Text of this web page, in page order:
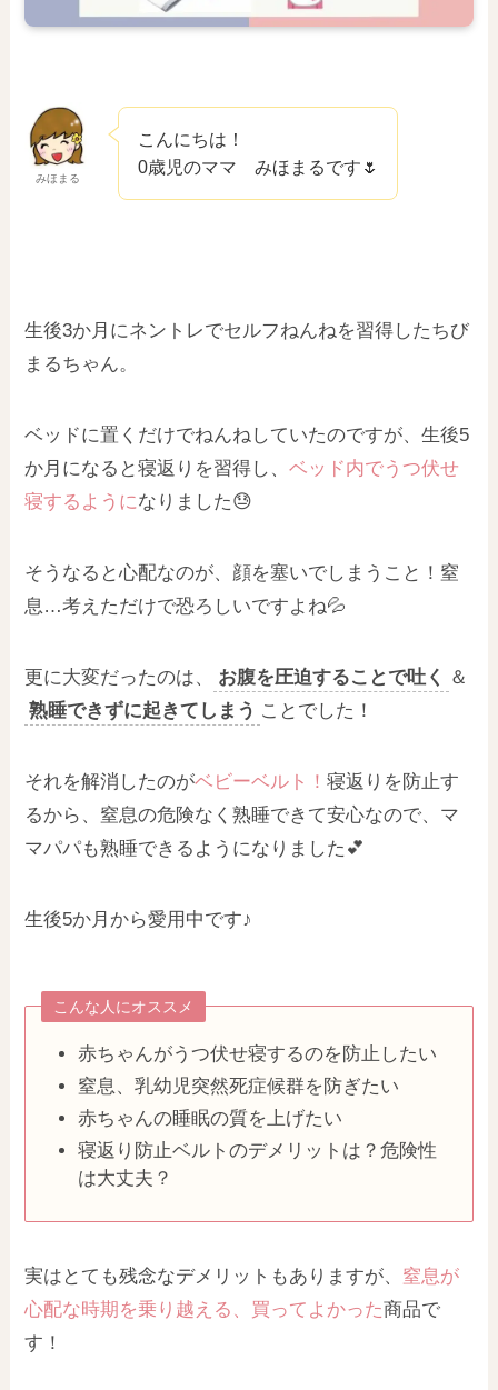
みほまる
こんにちは！
0歳児のママ みほまるです🌷
生後3か月にネントレでセルフねんねを習得したちび
まるちゃん。
ベッドに置くだけでねんねしていたのですが、生後5
か月になると寝返りを習得し、ベッド内でうつ伏せ
寝するようになりました😓
そうなると心配なのが、顔を塞いでしまうこと！窒
息…考えただけで恐ろしいですよね💦
更に大変だったのは、 お腹を圧迫することで吐く
＆
熟睡できずに起きてしまう ことでした！
それを解消したのがベビーベルト！寝返りを防止す
るから、窒息の危険なく熟睡できて安心なので、マ
マパパも熟睡できるようになりました💕
生後5か月から愛用中です♪
こんな人にオススメ
赤ちゃんがうつ伏せ寝するのを防止したい
窒息、乳幼児突然死症候群を防ぎたい
赤ちゃんの睡眠の質を上げたい
寝返り防止ベルトのデメリットは？危険性
は大丈夫？
実はとても残念なデメリットもありますが、 窒息が
心配な時期を乗り越える、 買ってよかった商品で
す！